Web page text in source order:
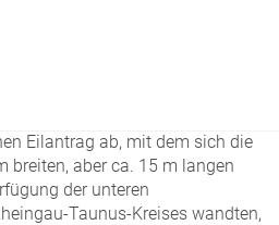
Eilantrag ab, mit dem sich die
breiten, aber ca. 15 m langen
der unteren
Taunus-Kreises wandten,